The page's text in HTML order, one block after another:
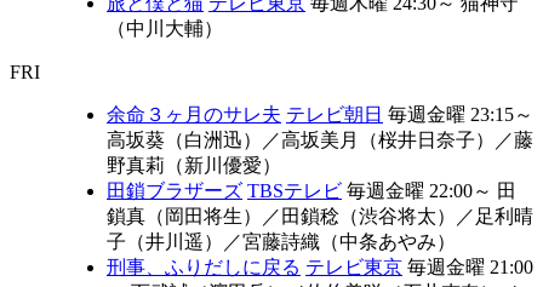
（中川大輔）
FRI
余命３ヶ月のサレ夫 テレビ朝日 毎週金曜 23:15～
高坂葵（白洲迅）
／高坂美月（桜井日奈子） ／藤
野真莉（新川優愛）
田鎖ブラザーズ TBSテレビ 毎週金曜 22:00～ 田
鎖真（岡田将生）
／ 田鎖稔（渋谷将太） ／足利晴
子（井川遥）
／宮藤詩織（中条あやみ）
刑事、ふりだしに戻る テレビ東京 毎週金曜 21:00